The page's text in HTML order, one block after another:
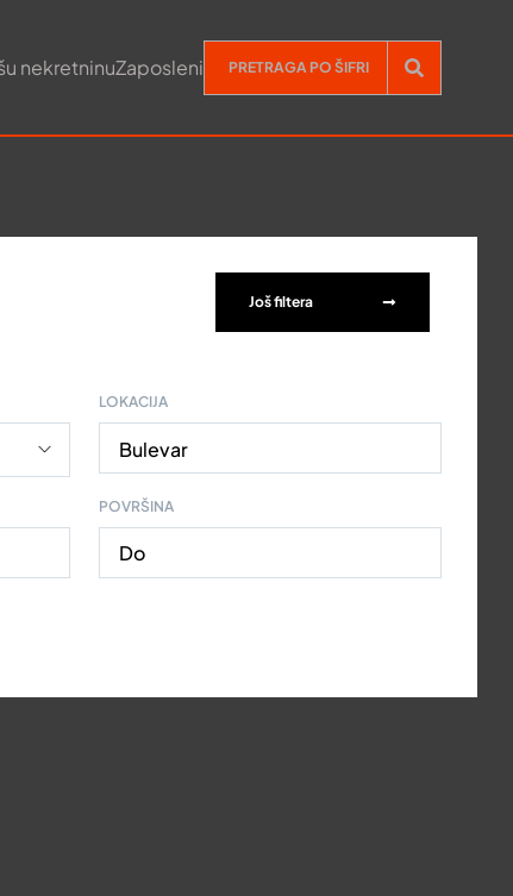
nekretninuZaposleni
Još filtera
LOKACIJA
Bulevar
POVRŠINA